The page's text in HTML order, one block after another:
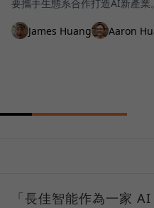
要攜手生態系合作打造AI新產業。
James Huang Aaron
「長佳智能作為一家